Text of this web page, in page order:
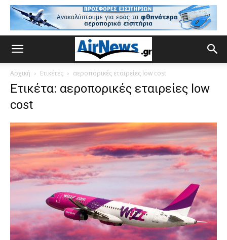
Αρχική Ετικέτες αεροπορικές εταιρείες low cost
Ετικέτα: αεροπορικές εταιρείες low
cost